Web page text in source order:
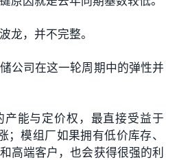
龙，并不完整。
公司在这一轮周期中的弹性并
产能与定价权，最直接受益于
；模组厂如果拥有低价库存、
高端客户，也会获得很强的利